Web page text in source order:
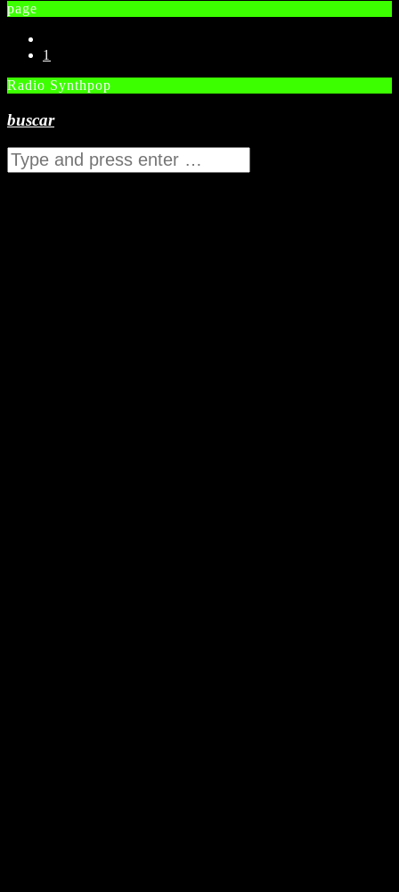
page
1
Radio Synthpop
buscar